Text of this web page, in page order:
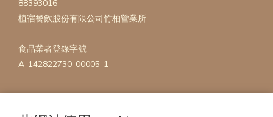
88393016
植宿餐飲股份有限公司竹柏營業所
食品業者登錄字號
A-142822730-00005-1